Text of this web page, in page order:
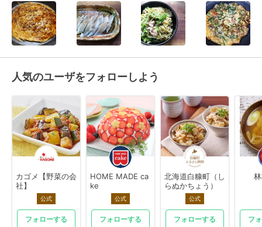
人気のユーザをフォローしよう
カゴメ【野菜の会
社】
公式
フォローする
HOME MADE ca
ke
公式
フォローする
北海道白糠町（し
らぬかちょう）
公式
フォローする フ